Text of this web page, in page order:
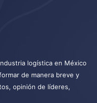
logística en México
de manera breve y
opinión de líderes,